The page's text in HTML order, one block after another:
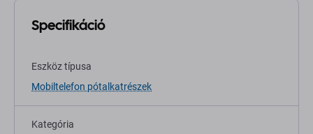
Specifikáció
Eszköz típusa
Mobiltelefon pótalkatrészek
Kategória